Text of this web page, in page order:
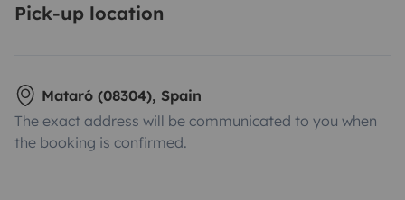
Pick-up location
Mataró (08304), Spain
The exact address will be communicated to you when
the booking is confirmed.